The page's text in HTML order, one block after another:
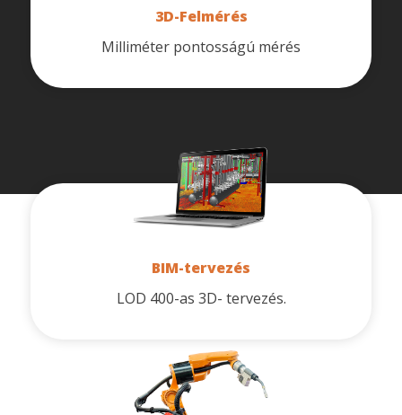
3D-Felmérés
Milliméter pontosságú mérés
BIM-tervezés
LOD 400-as 3D- tervezés.